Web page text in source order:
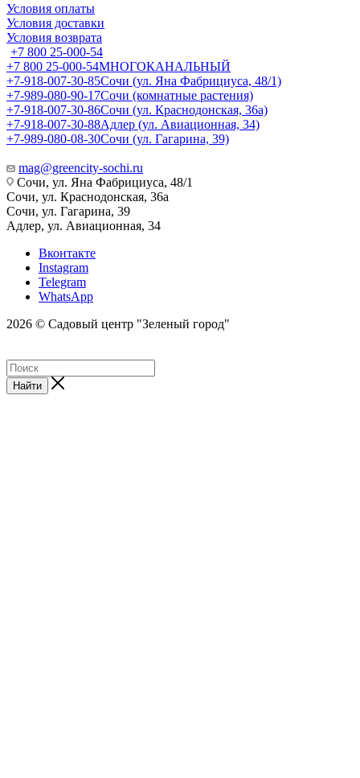
Условия оплаты
Условия доставки
Условия возврата
+7 800 25-000-54
+7 800 25-000-54МНОГОКАНАЛЬНЫЙ
+7-918-007-30-85Сочи (ул. Яна Фабрициуса, 48/1)
+7-989-080-90-17Сочи (комнатные растения)
+7-918-007-30-86Сочи (ул. Краснодонская, 36а)
+7-918-007-30-88Адлер (ул. Авиационная, 34)
+7-989-080-08-30Сочи (ул. Гагарина, 39)
mag@greencity-sochi.ru
Сочи, ул. Яна Фабрициуса, 48/1
Сочи, ул. Краснодонская, 36а
Сочи, ул. Гагарина, 39
Адлер, ул. Авиационная, 34
Вконтакте
Instagram
Telegram
WhatsApp
2026 © Садовый центр "Зеленый город"
Найти